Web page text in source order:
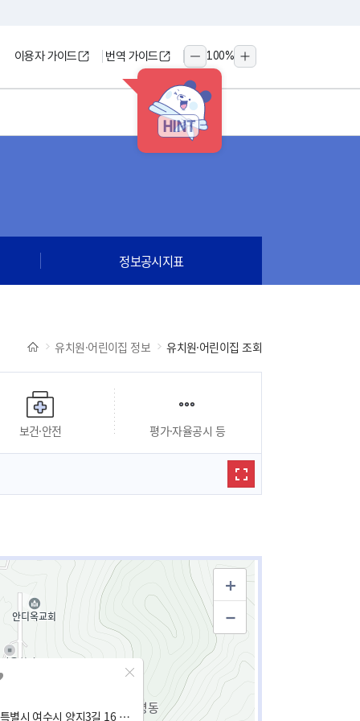
HINT
이용자 가이드 번역 가이드
축소
100%
확대
정보공시지표
유치원·어린이집 정보 유치원·어린이집 조회
보건·안전 평가·자율공시 등
전남광주통합특별시 여수시 양지3길 16 (미평동)